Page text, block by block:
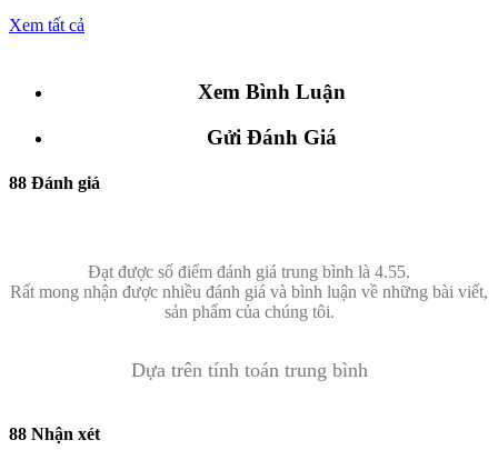
Xem tất cả
Xem Bình Luận
Gửi Đánh Giá
88 Đánh giá
Đạt được số điểm đánh giá trung bình là 4.55.
Rất mong nhận được nhiều đánh giá và bình luận về những bài viết,
sản phẩm của chúng tôi.
Dựa trên tính toán trung bình
88 Nhận xét